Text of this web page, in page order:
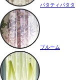
パタティパタタ
ブルーム